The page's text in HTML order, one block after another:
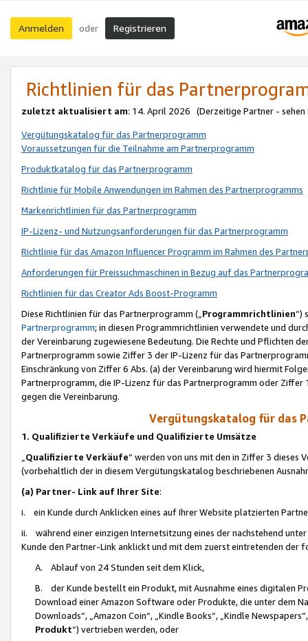
Anmelden oder Registrieren
Richtlinien für das
zuletzt aktualisiert am: 14. April 2026 (Derzeitige Partner - sehen
Vergütungskatalog für das Partnerprogramm
Voraussetzungen für die Teilnahme am Partnerprogramm
Produktkatalog für das Partnerprogramm
Richtlinie für Mobile Anwendungen im Rahmen des Partnerprogramms
Markenrichtlinien für das Partnerprogramm
IP-Lizenz- und Nutzungsanforderungen für das Partnerprogramm
Richtlinie für das Amazon Influencer Programm im Rahmen des
Anforderungen für Preissuchmaschinen in Bezug auf das
Richtlinien für das Creator Ads Boost-Programm
Diese Richtlinien für das Partnerprogramm („Programmrichtlinien“)
Partnerprogramm; in diesen Programmrichtlinien verwendete und
der Vereinbarung zugewiesene Bedeutung. Die Rechte und Pflichten
Partnerprogramm sowie Ziffer 3 der IP-Lizenz für das
Einschränkung von Ziffer 6 Abs. (a) der Vereinbarung wird hiermit
Partnerprogramm, die IP-Lizenz für das Partnerprogramm oder
gegen die Vereinbarung.
Vergütungskatalog für das
1. Qualifizierte Verkäufe und Qualifizierte Umsätze
Qualifizierte Verkäufe“ werden von uns mit den in Ziffer 3
(vorbehaltlich der in diesem Vergütungskatalog beschriebenen
(a) Partner- Link auf Ihrer Site:
i. ein Kunde durch Anklicken eines auf Ihrer Website platzierten
ii. während einer einzigen Internetsitzung eines der nachstehend
Kunde den Partner-Link anklickt und mit dem zuerst eintretenden der
A. Ablauf von 24 Stunden seit dem Klick,
B. der Kunde bestellt ein Produkt, mit Ausnahme eines digitalen
Download einer Amazon Software oder Produkte, die unter dem
Downloads“, „Amazon Coin“, „Kindle Books“, „Kindle
Produkt“) vertrieben werden, oder